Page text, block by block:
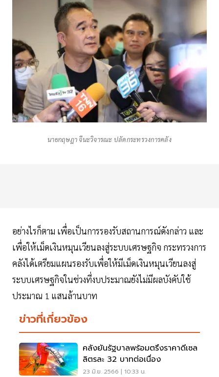
นายกฤษฎา จีนะวิจารณะ ปลัดกระทรวงการคลัง
อย่างไรก็ตาม เพื่อเป็นการรองรับสถานการณ์ดังกล่าว และ
เพื่อให้เม็ดเงินหมุนเวียนลงสู่ระบบเศรษฐกิจ กระทรวงการ
คลังได้เตรียมแผนรองรับเพื่อให้มีเม็ดเงินหมุนเวียนลงสู่
ระบบเศรษฐกิจในช่วงที่งบประมาณยังไม่มีผลบังคับใช้
ประมาณ 1 แสนล้านบาท
ข่าวที่เกี่ยวข้อง
คลังยันรัฐบาลพร้อมตรึงราคาดีเซล
ลิตรละ 32 บาทต่อเนื่อง
23 มิ.ย. 2566 | 10:33 น.